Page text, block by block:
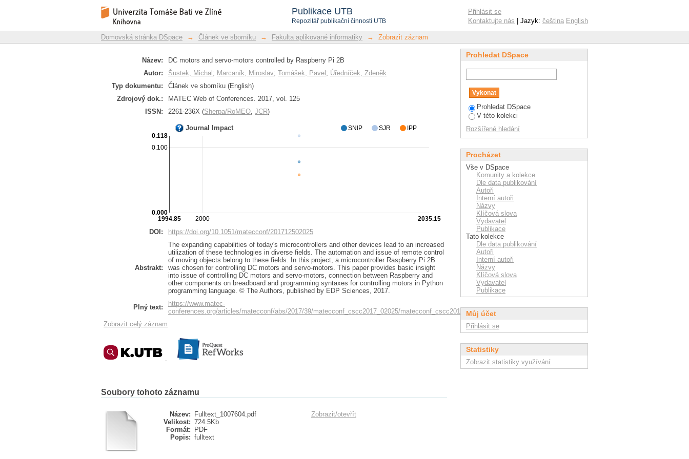
Publikace UTB
Repozitář publikační činnosti UTB
DC motors and servo-motors controlled by Raspberry Pi 2B
Repozitář DSpace/Manakin
Přihlásit se
Kontaktujte nás | Jazyk: čeština English
Domovská stránka DSpace → Článek ve sborníku → Fakulta aplikované informatiky → Zobrazit záznam
Název:
DC motors and servo-motors controlled by Raspberry Pi 2B
Autor:
Šustek, Michal ; Marcaník, Miroslav; Tomášek, Pavel ; Úředníček, Zdeněk
Typ dokumentu:
Článek ve sborníku (English)
Zdrojový dok.:
MATEC Web of Conferences. 2017, vol. 125
ISSN:
2261-236X (Sherpa/RoMEO, JCR)
Journal Impact
2000
1994.85 2035.15
0.100
0.000
0.118
SNIP SJR IPP
DOI: https://doi.org/10.1051/matecconf/201712502025
Abstrakt:
The expanding capabilities of today's microcontrollers and other devices lead to an increased
utilization of these technologies in diverse fields. The automation and issue of remote control
of moving objects belong to these fields. In this project, a microcontroller Raspberry Pi 2B
was chosen for controlling DC motors and servo-motors. This paper provides basic insight
into issue of controlling DC motors and servo-motors, connection between Raspberry and
other components on breadboard and programming syntaxes for controlling motors in Python
programming language. © The Authors, published by EDP Sciences, 2017.
Plný text:
https://www.matec-
conferences.org/articles/matecconf/abs/2017/39/matecconf_cscc2017_02025/matecconf_cscc2017_02025.html
Zobrazit celý záznam
Soubory tohoto záznamu
Název:
Fulltext_1007604.pdf
Velikost: 724.5Kb
Formát:
PDF
Popis: fulltext
Zobrazit/otevřít
Prohledat DSpace
Prohledat DSpace
V této kolekci
Rozšířené hledání
Procházet
Vše v DSpace
Komunity a kolekce
Dle data publikování
Autoři
Interní autoři
Názvy
Klíčová slova
Vydavatel
Publikace
Tato kolekce
Dle data publikování
Autoři
Interní autoři
Názvy
Klíčová slova
Vydavatel
Publikace
Můj účet
Přihlásit se
Statistiky
Zobrazit statistiky využívání